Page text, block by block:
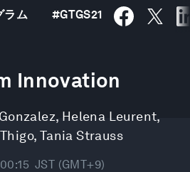
ラム #GTGS21
Innovation
, Helena Leurent,
, Tania Strauss
JST (GMT+9)